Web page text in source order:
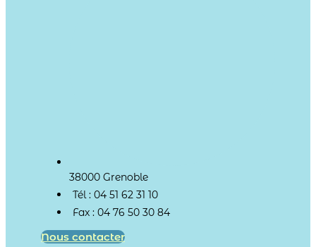
38000 Grenoble
Tél : 04 51 62 31 10
Fax : 04 76 50 30 84
Nous contacter